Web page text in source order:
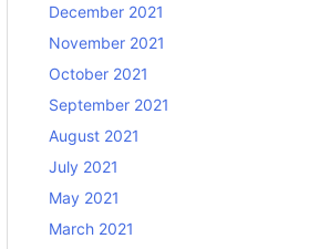
December 2021
November 2021
October 2021
September 2021
August 2021
July 2021
May 2021
March 2021